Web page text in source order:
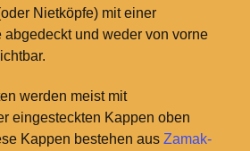
Nietköpfe) mit einer
abgedeckt und weder von vorne
werden meist mit
eingesteckten Kappen oben
Kappen bestehen aus Zamak-